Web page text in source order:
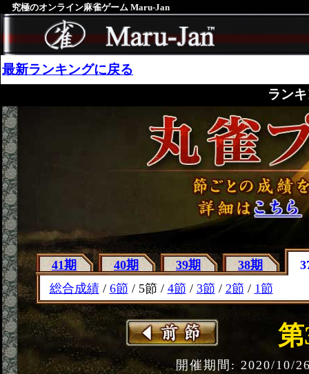
究極のオンライン麻雀ゲーム Maru-Jan
最新ランキングに戻る
ラン
41期 40期 39期 38期
総合成績/ 6節 / 5節 / 4節 / 3節 / 2節 / 1節
第
開催期間: 2020/10/